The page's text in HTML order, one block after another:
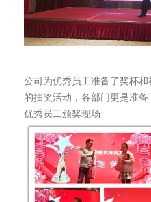
公司为优秀员工准备了奖杯
的抽奖活动，各部门更是准备
优秀员工颁奖现场